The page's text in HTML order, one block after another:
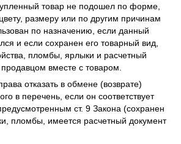
товар не подошел по форме,
размеру или по другим причинам
по назначению, если данный
и если сохранен его товарный вид,
пломбы, ярлыки и расчетный
вместе с товаром.
отказать в обмене (возврате)
в перечень, если он соответствует
ст. 9 Закона (сохранен
пломбы, имеется расчетный документ